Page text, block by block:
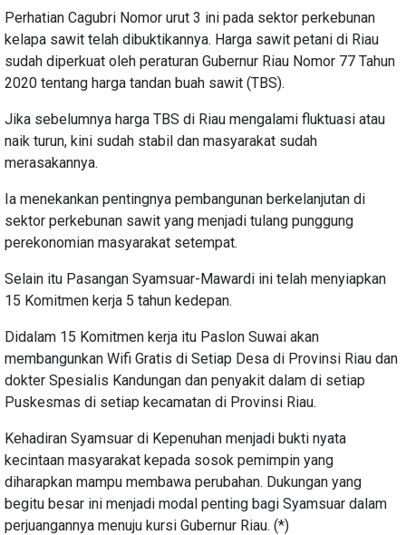
Perhatian Cagubri Nomor urut 3 ini pada sektor perkebunan
kelapa sawit telah dibuktikannya. Harga sawit petani di Riau
sudah diperkuat oleh peraturan Gubernur Riau Nomor 77 Tahun
2020 tentang harga tandan buah sawit (TBS).
Jika sebelumnya harga TBS di Riau mengalami fluktuasi atau
naik turun, kini sudah stabil dan masyarakat sudah
merasakannya.
Ia menekankan pentingnya pembangunan berkelanjutan di
sektor perkebunan sawit yang menjadi tulang punggung
perekonomian masyarakat setempat.
Selain itu Pasangan Syamsuar-Mawardi ini telah menyiapkan
15 Komitmen kerja 5 tahun kedepan.
Didalam 15 Komitmen kerja itu Paslon Suwai akan
membangunkan Wifi Gratis di Setiap Desa di Provinsi Riau dan
dokter Spesialis Kandungan dan penyakit dalam di setiap
Puskesmas di setiap kecamatan di Provinsi Riau.
Kehadiran Syamsuar di Kepenuhan menjadi bukti nyata
kecintaan masyarakat kepada sosok pemimpin yang
diharapkan mampu membawa perubahan. Dukungan yang
begitu besar ini menjadi modal penting bagi Syamsuar dalam
perjuangannya menuju kursi Gubernur Riau. (*)